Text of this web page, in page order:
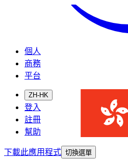
個人
商務
平台
ZH-HK
登入
註冊
幫助
下載此應用程式 切換選單